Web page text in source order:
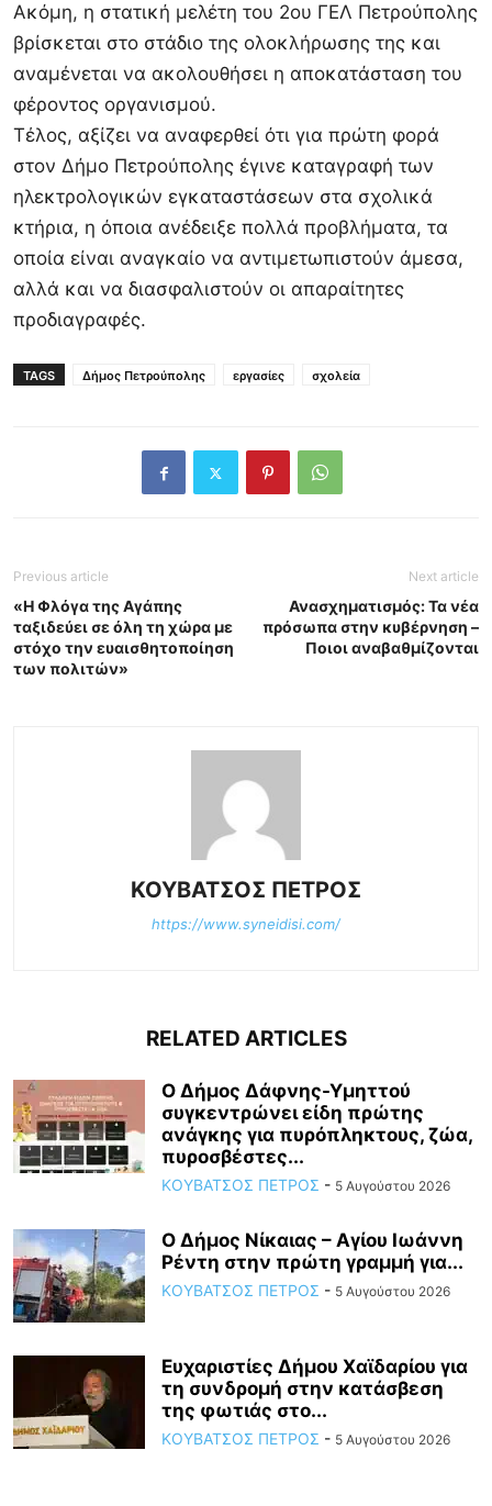
Ακόμη, η στατική μελέτη του 2ου ΓΕΛ Πετρούπολης
βρίσκεται στο στάδιο της ολοκλήρωσης της και
αναμένεται να ακολουθήσει η αποκατάσταση του
φέροντος οργανισμού.
Τέλος, αξίζει να αναφερθεί ότι για πρώτη φορά
στον Δήμο Πετρούπολης έγινε καταγραφή των
ηλεκτρολογικών εγκαταστάσεων στα σχολικά
κτήρια, η όποια ανέδειξε πολλά προβλήματα, τα
οποία είναι αναγκαίο να αντιμετωπιστούν άμεσα,
αλλά και να διασφαλιστούν οι απαραίτητες
προδιαγραφές.
TAGS Δήμος Πετρούπολης εργασίες σχολεία
Previous article
«Η Φλόγα της Αγάπης
ταξιδεύει σε όλη τη χώρα με
στόχο την ευαισθητοποίηση
των πολιτών»
Next article
Ανασχηματισμός: Τα νέα
πρόσωπα στην κυβέρνηση –
Ποιοι αναβαθμίζονται
ΚΟΥΒΑΤΣΟΣ ΠΕΤΡΟΣ
https://www.syneidisi.com/
RELATED ARTICLES
Ο Δήμος Δάφνης-Υμηττού
συγκεντρώνει είδη πρώτης
ανάγκης για πυρόπληκτους, ζώα,
πυροσβέστες...
ΚΟΥΒΑΤΣΟΣ ΠΕΤΡΟΣ - 5 Αυγούστου 2026
Ο Δήμος Νίκαιας – Αγίου Ιωάννη
Ρέντη στην πρώτη γραμμή για...
ΚΟΥΒΑΤΣΟΣ ΠΕΤΡΟΣ - 5 Αυγούστου 2026
Ευχαριστίες Δήμου Χαϊδαρίου για
τη συνδρομή στην κατάσβεση
της φωτιάς στο...
ΚΟΥΒΑΤΣΟΣ ΠΕΤΡΟΣ - 5 Αυγούστου 2026